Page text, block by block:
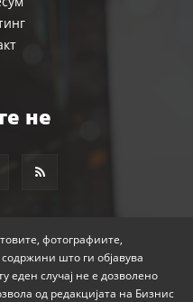
не
фотографиите,
што ги објавува
еден случај не е дозволено
од редакцијата на Бизнис